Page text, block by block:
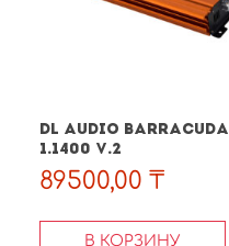
DL AUDIO BARRACUDA
1.1400 V.2
89500,00₸
В КОРЗИНУ